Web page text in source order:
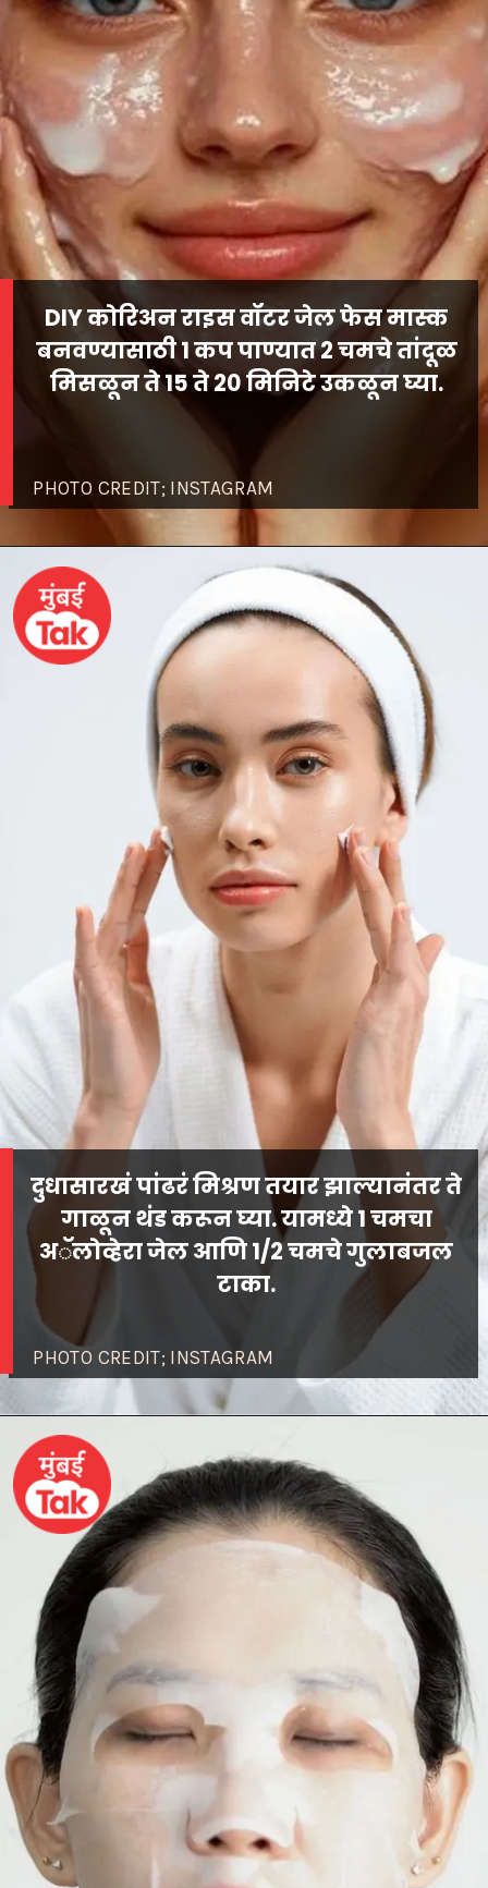
PHOTO CREDIT; INSTAGRAM
DIY कोरिअन राइस वॉटर जेल फेस मास्क
बनवण्यासाठी 1 कप पाण्यात 2 चमचे तांदूळ
मिसळून ते 15 ते 20 मिनिटे उकळून घ्या.
PHOTO CREDIT; INSTAGRAM
दुधासारखं पांढरं मिश्रण तयार झाल्यानंतर ते
गाळून थंड करून घ्या. यामध्ये 1 चमचा
अॅलोव्हेरा जेल आणि 1/2 चमचे गुलाबजल